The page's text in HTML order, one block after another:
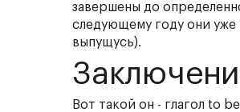
завершены до
следующему году они уже
выпущусь).
Вот такой он - глагол to